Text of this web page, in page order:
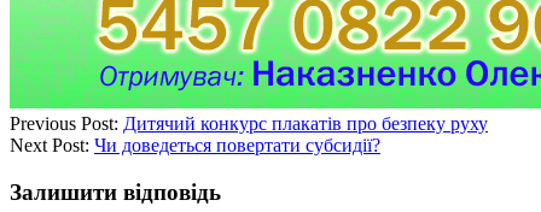
Previous Post: Дитячий конкурс плакатів про безпеку руху
Next Post: Чи доведеться повертати субсидії?
Залишити відповідь